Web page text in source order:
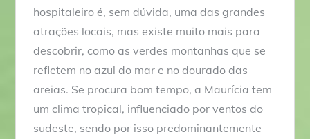
hospitaleiro é, sem dúvida, uma das grandes
atrações locais, mas existe muito mais para
descobrir, como as verdes montanhas que se
refletem no azul do mar e no dourado das
areias. Se procura bom tempo, a Maurícia tem
um clima tropical, influenciado por ventos do
sudeste, sendo por isso predominantemente